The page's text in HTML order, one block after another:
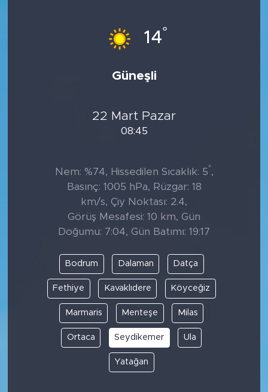
14°
Güneşli
22 Mart Pazar
08:45
Nem: %74, Hissedilen Sıcaklık: 5°,
Basınç: 1005 hPa, Rüzgar: 18
km/s, Çiy Noktası: 2.4,
Görüş Mesafesi: 10 km, Gün
Doğumu: 7:04, Gün Batımı: 19:17
Bodrum Dalaman Datça
Fethiye Kavaklıdere Köyceğiz
Marmaris Menteşe Milas
Ortaca Seydikemer Ula
Yatağan